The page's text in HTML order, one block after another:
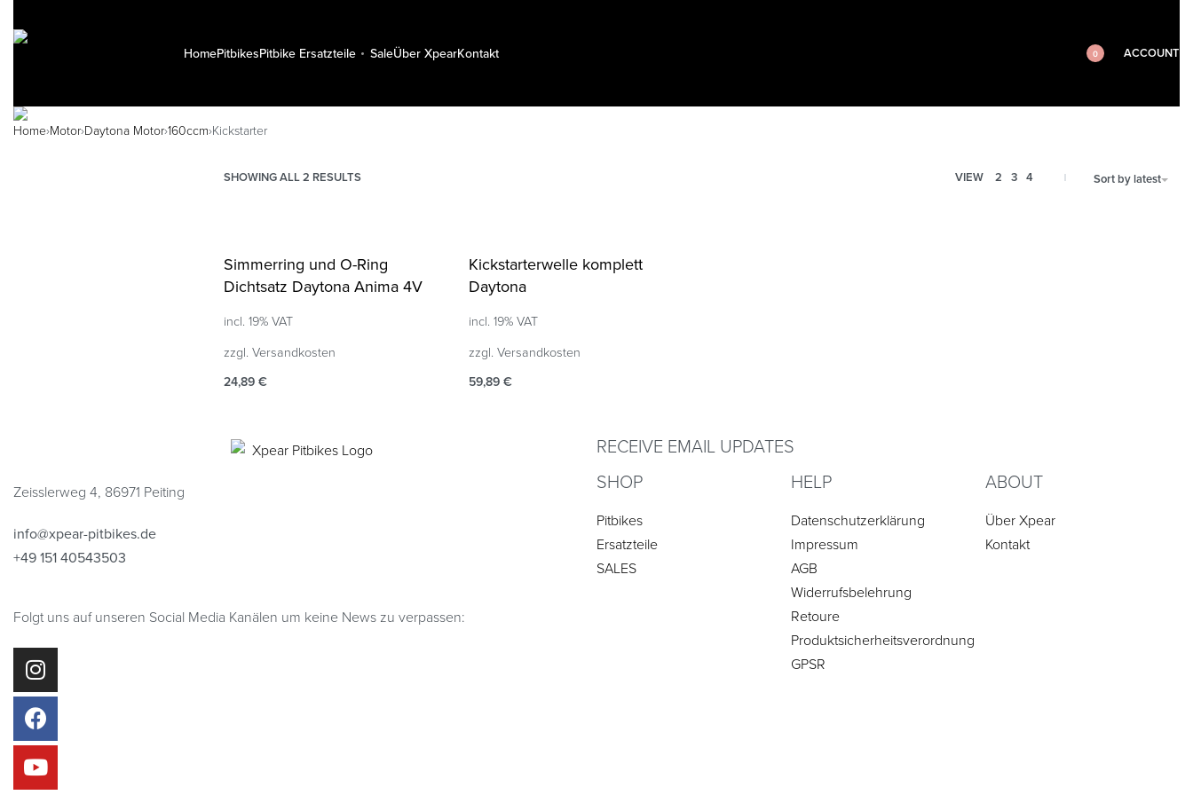
HomePitbikesPitbike Ersatzteile SaleÜber XpearKontakt 0 ACCOUNT
Home›Motor›Daytona Motor›160ccm›Kickstarter
SHOWING ALL 2 RESULTS VIEW 2 3 4 Sort by latest
Simmerring und O-Ring
Dichtsatz Daytona Anima 4V
incl. 19% VAT
zzgl. Versandkosten
24,89 €
Kickstarterwelle komplett
Daytona
incl. 19% VAT
zzgl.Versandkosten
59,89€
Zeisslerweg 4, 86971 Peiting
info@xpear-pitbikes.de
+49 151 40543503
Folgt uns auf unseren Social Media Kanälen um keine News zu verpassen:
RECEIVE EMAIL UPDATES
SHOP
Pitbikes
Ersatzteile
SALES
HELP
Datenschutzerklärung
Impressum
AGB
Widerrufsbelehrung
Retoure
Produktsicherheitsverordnung
GPSR
ABOUT
Über Xpear
Kontakt